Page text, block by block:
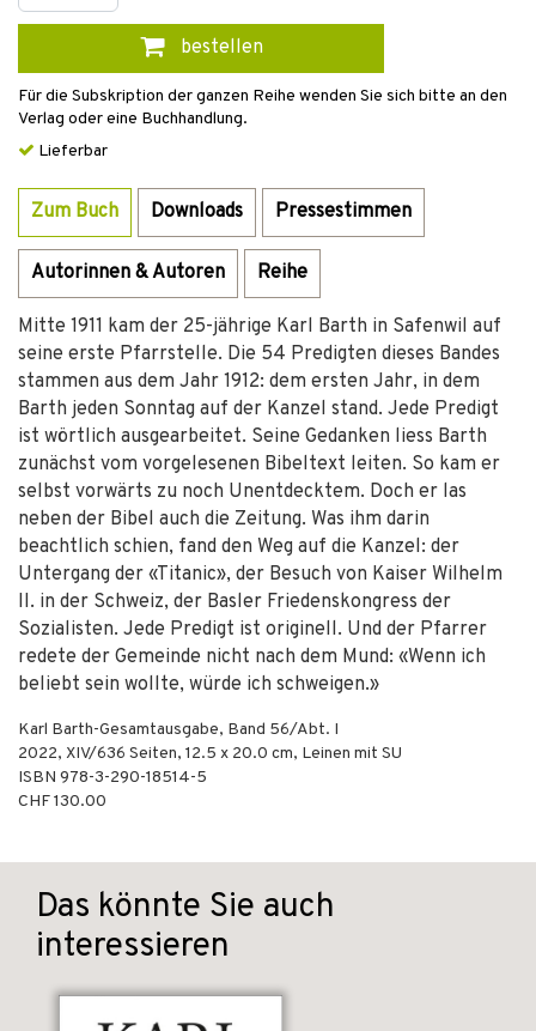
bestellen
Für die Subskription der ganzen Reihe wenden Sie sich bitte an den
Verlag oder eine Buchhandlung.
Lieferbar
Zum Buch Downloads Pressestimmen
Autorinnen & Autoren Reihe
Mitte 1911 kam der 25-jährige Karl Barth in Safenwil auf
seine erste Pfarrstelle. Die 54 Predigten dieses Bandes
stammen aus dem Jahr 1912: dem ersten Jahr, in dem
Barth jeden Sonntag auf der Kanzel stand. Jede Predigt
ist wörtlich ausgearbeitet. Seine Gedanken liess Barth
zunächst vom vorgelesenen Bibeltext leiten. So kam er
selbst vorwärts zu noch Unentdecktem. Doch er las
neben der Bibel auch die Zeitung. Was ihm darin
beachtlich schien, fand den Weg auf die Kanzel: der
Untergang der «Titanic», der Besuch von Kaiser Wilhelm
II. in der Schweiz, der Basler Friedenskongress der
Sozialisten. Jede Predigt ist originell. Und der Pfarrer
redete der Gemeinde nicht nach dem Mund: «Wenn ich
beliebt sein wollte, würde ich schweigen.»
Karl Barth-Gesamtausgabe, Band 56/Abt. I
2022, XIV/636 Seiten, 12.5 x 20.0 cm, Leinen mit SU
ISBN 978-3-290-18514-5
CHF 130.00
Das könnte Sie auch
interessieren